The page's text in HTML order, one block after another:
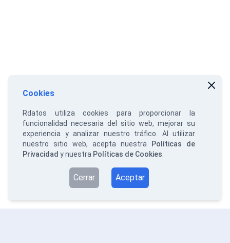
Cookies
Rdatos utiliza cookies para proporcionar la
funcionalidad necesaria del sitio web, mejorar su
experiencia y analizar nuestro tráfico. Al utilizar
nuestro sitio web, acepta nuestra
Políticas de
Privacidad y nuestra Políticas de Cookies
Cerrar Aceptar